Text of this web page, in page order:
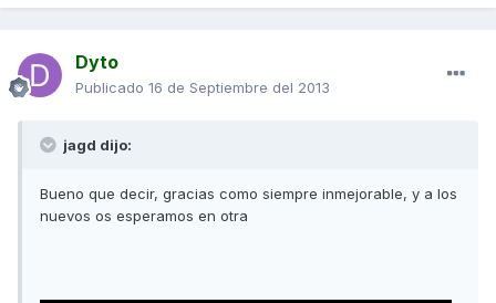
Dyto
Publicado 16 de Septiembre del 2013
jagd dijo:
Bueno que decir, gracias como siempre inmejorable, y a los
nuevos os esperamos en otra